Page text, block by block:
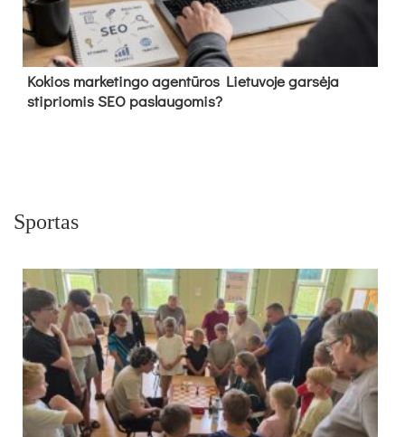
Kokios marketingo agentūros Lietuvoje garsėja
stipriomis SEO paslaugomis?
Sportas